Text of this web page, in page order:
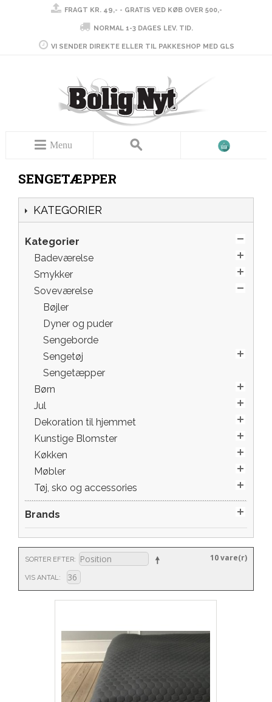
FRAGT KR. 49,- - GRATIS VED KØB OVER 500,-
NORMAL 1-3 DAGES LEV. TID.
VI SENDER DIREKTE ELLER TIL PAKKESHOP MED GLS
Menu
SENGETÆPPER
KATEGORIER
Kategorier
Badeværelse
Smykker
Soveværelse
Bøjler
Dyner og puder
Sengeborde
Sengetøj
Sengetæpper
Børn
Jul
Dekoration til hjemmet
Kunstige Blomster
Køkken
Møbler
Tøj, sko og accessories
Brands
SORTER EFTER
VIS ANTAL
10 vare(r)